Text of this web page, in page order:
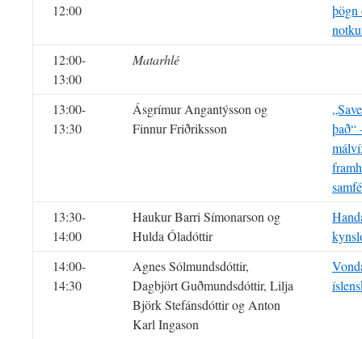
12:00
þögn
12:00-
13:00
Matarhlé
13:00-
13:30
Ásgrímur Angantýsson og
Finnur Friðriksson
það“
13:30-
14:00
Haukur Barri Símonarson og
Hulda Óladóttir
14:00-
14:30
Agnes Sólmundsdóttir,
Dagbjört Guðmundsdóttir, Lilja
Björk Stefánsdóttir og Anton
Karl Ingason